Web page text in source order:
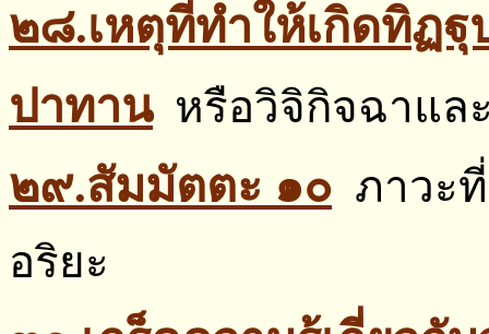
๒๘.เหตุที่ทำให้เกิดทิฏ
ปาทาน หรือวิจิกิจฉาแล
๒๙.สัมมัตตะ ๑๐ ภาวะ
อริยะ